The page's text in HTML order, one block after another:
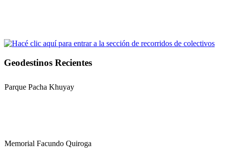
Geodestinos Recientes
Parque Pacha Khuyay
Memorial Facundo Quiroga